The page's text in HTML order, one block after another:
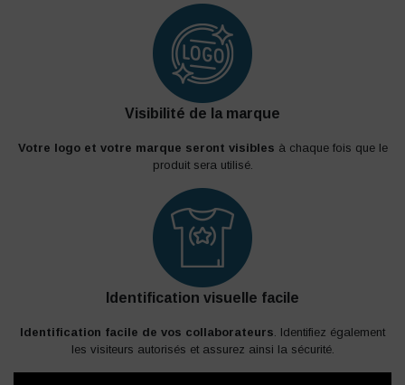
Visibilité de la marque
Votre logo et votre marque seront visibles à chaque fois que le
produit sera utilisé.
Identification visuelle facile
Identification facile de vos collaborateurs . Identifiez également
les visiteurs autorisés et assurez ainsi la sécurité.